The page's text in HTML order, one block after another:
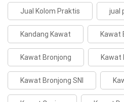
Jual Kolom Praktis jual
Kandang Kawat Kawat
Kawat Bronjong Kawat
Kawat Bronjong SNI